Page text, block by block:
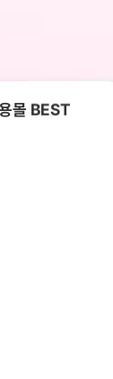
몰 BEST